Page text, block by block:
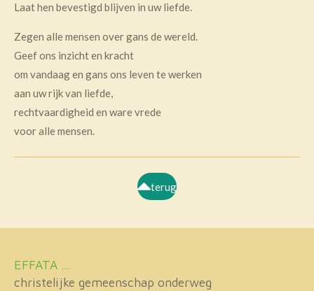
Laat hen bevestigd blijven in uw liefde.
Zegen alle mensen over gans de wereld.
Geef ons inzicht en kracht
om vandaag en gans ons leven te werken
aan uw rijk van liefde,
rechtvaardigheid en ware vrede
voor alle mensen.
terug
EFFATA ...
christelijke gemeenschap onderweg